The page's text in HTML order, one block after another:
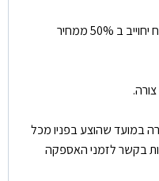
כל ביטול הובלה לאחר שנקבעה, הלקוח יחוייב ב 50% ממחיר
במועד שהוצע בפניו מכל
בקשר לזמני האספקה